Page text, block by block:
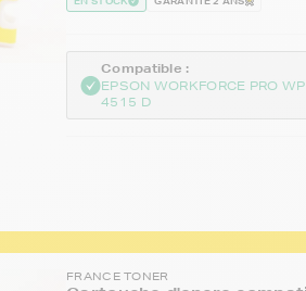
Compatible :
EPSON WORKFORCE PRO WP
4515 D
FRANCE TONER